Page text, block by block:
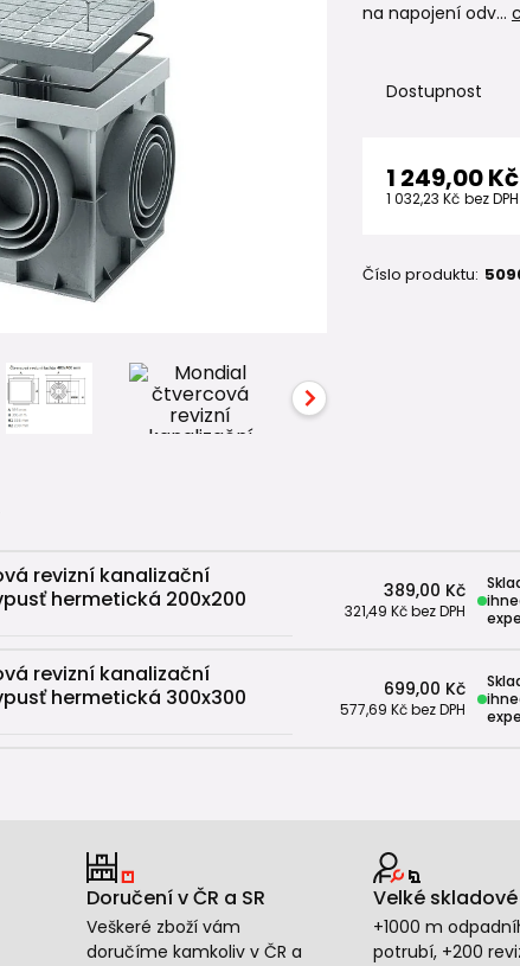
na napojení odv...
Dostupnost
1 249,00 Kč
1 032,23 Kč bez DPH
Číslo produktu:
revizní kanalizační
hermetická 200x200
389,00 Kč
321,49 Kčbez DPH
revizní kanalizační
hermetická 300x300
699,00 Kč
577,69 Kčbez DPH
Doručení v ČR a SR
Veškeré zboží vám
doručíme kamkoliv v ČR a
Velké
+1000 m
potrubí, +200